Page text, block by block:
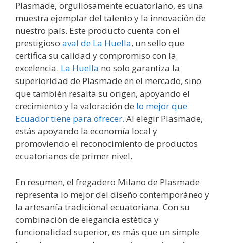
Plasmade, orgullosamente ecuatoriano, es una
muestra ejemplar del talento y la innovación de
nuestro país. Este producto cuenta con el
prestigioso aval de La Huella, un sello que
certifica su calidad y compromiso con la
excelencia. La Huella no solo garantiza la
superioridad de Plasmade en el mercado, sino
que también resalta su origen, apoyando el
crecimiento y la valoración de lo mejor que
Ecuador tiene para ofrecer. Al elegir Plasmade,
estás apoyando la economía local y
promoviendo el reconocimiento de productos
ecuatorianos de primer nivel.
En resumen, el fregadero Milano de Plasmade
representa lo mejor del diseño contemporáneo y
la artesanía tradicional ecuatoriana. Con su
combinación de elegancia estética y
funcionalidad superior, es más que un simple